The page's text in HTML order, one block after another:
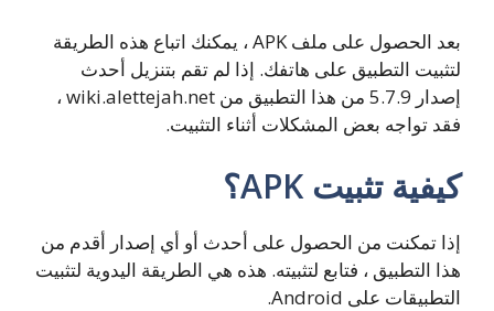
بعد الحصول على ملف APK ، يمكنك اتباع هذه الطريقة
لتثبيت التطبيق على هاتفك. إذا لم تقم بتنزيل أحدث
إصدار 5.7.9 من هذا التطبيق من wiki.alettejah.net ،
فقد تواجه بعض المشكلات أثناء التثبيت.
كيفية تثبيت APK؟
إذا تمكنت من الحصول على أحدث أو أي إصدار أقدم من
هذا التطبيق ، فتابع لتثبيته. هذه هي الطريقة اليدوية لتثبيت
التطبيقات على Android.